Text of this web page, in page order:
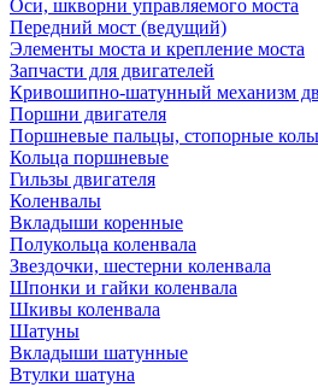
Оси, шкворни управляемого моста
Передний мост (ведущий)
Элементы моста и крепление моста
Запчасти для двигателей
Кривошипно-шатунный механизм
Поршни двигателя
Поршневые пальцы, стопорные
Кольца поршневые
Гильзы двигателя
Коленвалы
Вкладыши коренные
Полукольца коленвала
Звездочки, шестерни коленвала
Шпонки и гайки коленвала
Шкивы коленвала
Шатуны
Вкладыши шатунные
Втулки шатуна